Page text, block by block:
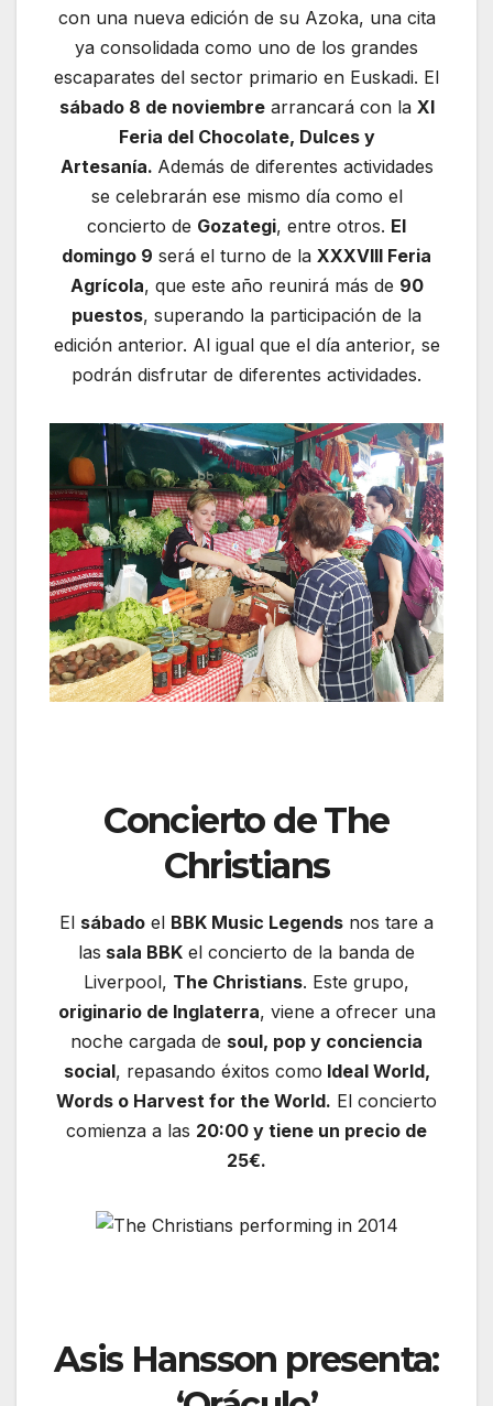
con una nueva edición de su Azoka, una cita
ya consolidada como uno de los grandes
escaparates del sector primario en Euskadi. El
sábado 8 de noviembrearrancará con la XI
Feria del Chocolate, Dulces y
Artesanía. Además de diferentes actividades
se celebrarán ese mismo día como el
concierto de Gozategi, entre otros. El
domingo 9 será el turno de la XXXVIII Feria
Agrícola, que este año reunirá más de 90
puestos, superando la participación de la
edición anterior. Al igual que el día anterior, se
podrán disfrutar de diferentes actividades.
Concierto de The
Christians
El sábado el BBK Music Legends nos tare a
las sala BBK el concierto de la banda de
Liverpool, The Christians. Este grupo,
originario de Inglaterra, viene a ofrecer una
noche cargada de soul, pop y conciencia
social, repasando éxitos como Ideal World,
Words o Harvest for the World. El concierto
comienza a las 20:00 y tiene un precio de
25€.
Asis Hansson presenta: